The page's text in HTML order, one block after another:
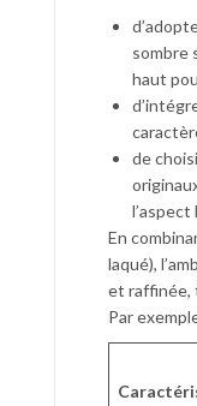
sombre
haut
de
En
laqué),
et raffinée,
Par